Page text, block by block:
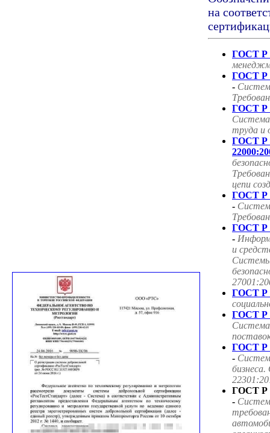
на
ГОСТ Р
ГОСТ Р
-
ГОСТ Р
труда и
ГОСТ
цепи
ГОСТ Р
-
ГОСТ Р
-
и
ГОСТ Р
ГОСТ Р
ГОСТ Р
-
ГОСТ Р
-